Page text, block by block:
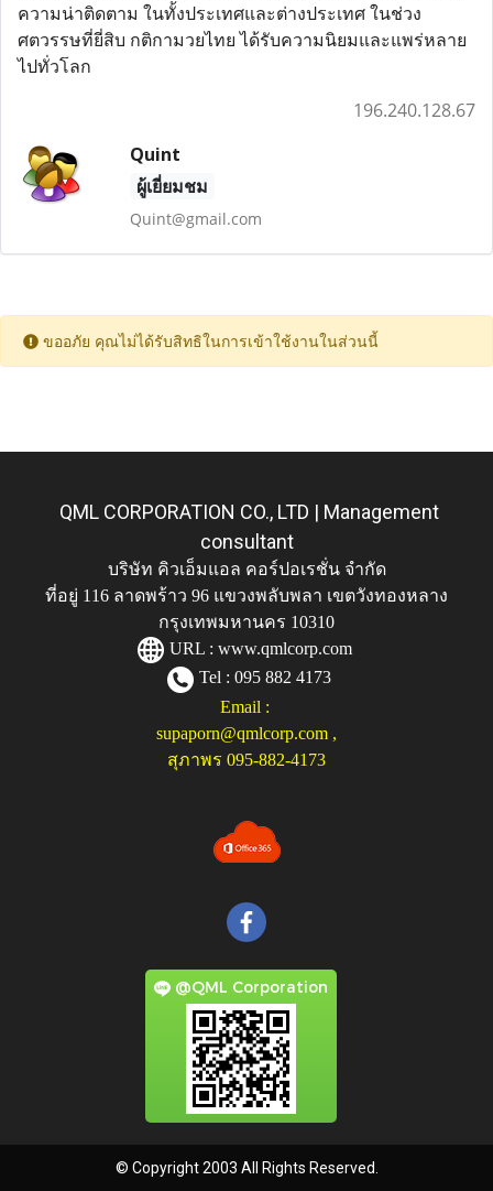
ความน่าติดตาม ในทั้งประเทศและต่างประเทศ ในช่วง
ศตวรรษที่ยี่สิบ กติกามวยไทย ได้รับความนิยมและแพร่หลาย
ไปทั่วโลก
196.240.128.67
Quint
ผู้เยี่ยมชม
Quint@gmail.com
ขออภัย คุณไม่ได้รับสิทธิในการเข้าใช้งานในส่วนนี้
QML CORPORATION CO., LTD | Management
consultant
บริษัท คิวเอ็มแอล คอร์ปอเรชั่น จำกัด
ที่อยู่ 116 ลาดพร้าว 96 แขวงพลับพลา เขตวังทองหลาง
กรุงเทพมหานคร 10310
URL : www.qmlcorp.com
Tel : 095 882 4173
Email :
supaporn@qmlcorp.com ,
สุภาพร 095-882-4173
@QML Corporation
© Copyright 2003 All Rights Reserved.